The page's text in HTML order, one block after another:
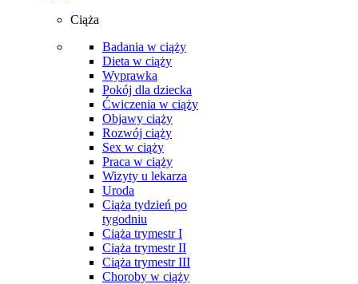
Ciąża
Badania w ciąży
Dieta w ciąży
Wyprawka
Pokój dla dziecka
Ćwiczenia w ciąży
Objawy ciąży
Rozwój ciąży
Sex w ciąży
Praca w ciąży
Wizyty u lekarza
Uroda
Ciąża tydzień po
tygodniu
Ciąża trymestr I
Ciąża trymestr II
Ciąża trymestr III
Choroby w ciąży